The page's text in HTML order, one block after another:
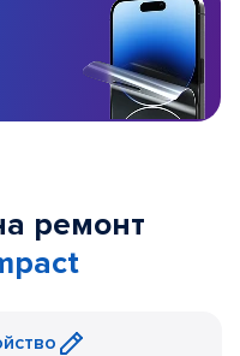
ремонт